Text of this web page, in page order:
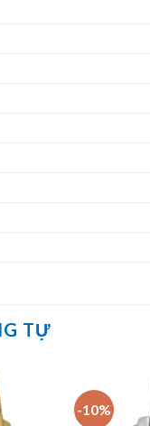
TỰ
-10%